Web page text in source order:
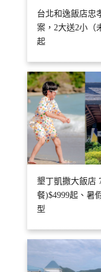
台北和逸飯店忠
案，2大送2小（
起
墾丁凱撒大飯店
餐)$4999起、暑
型